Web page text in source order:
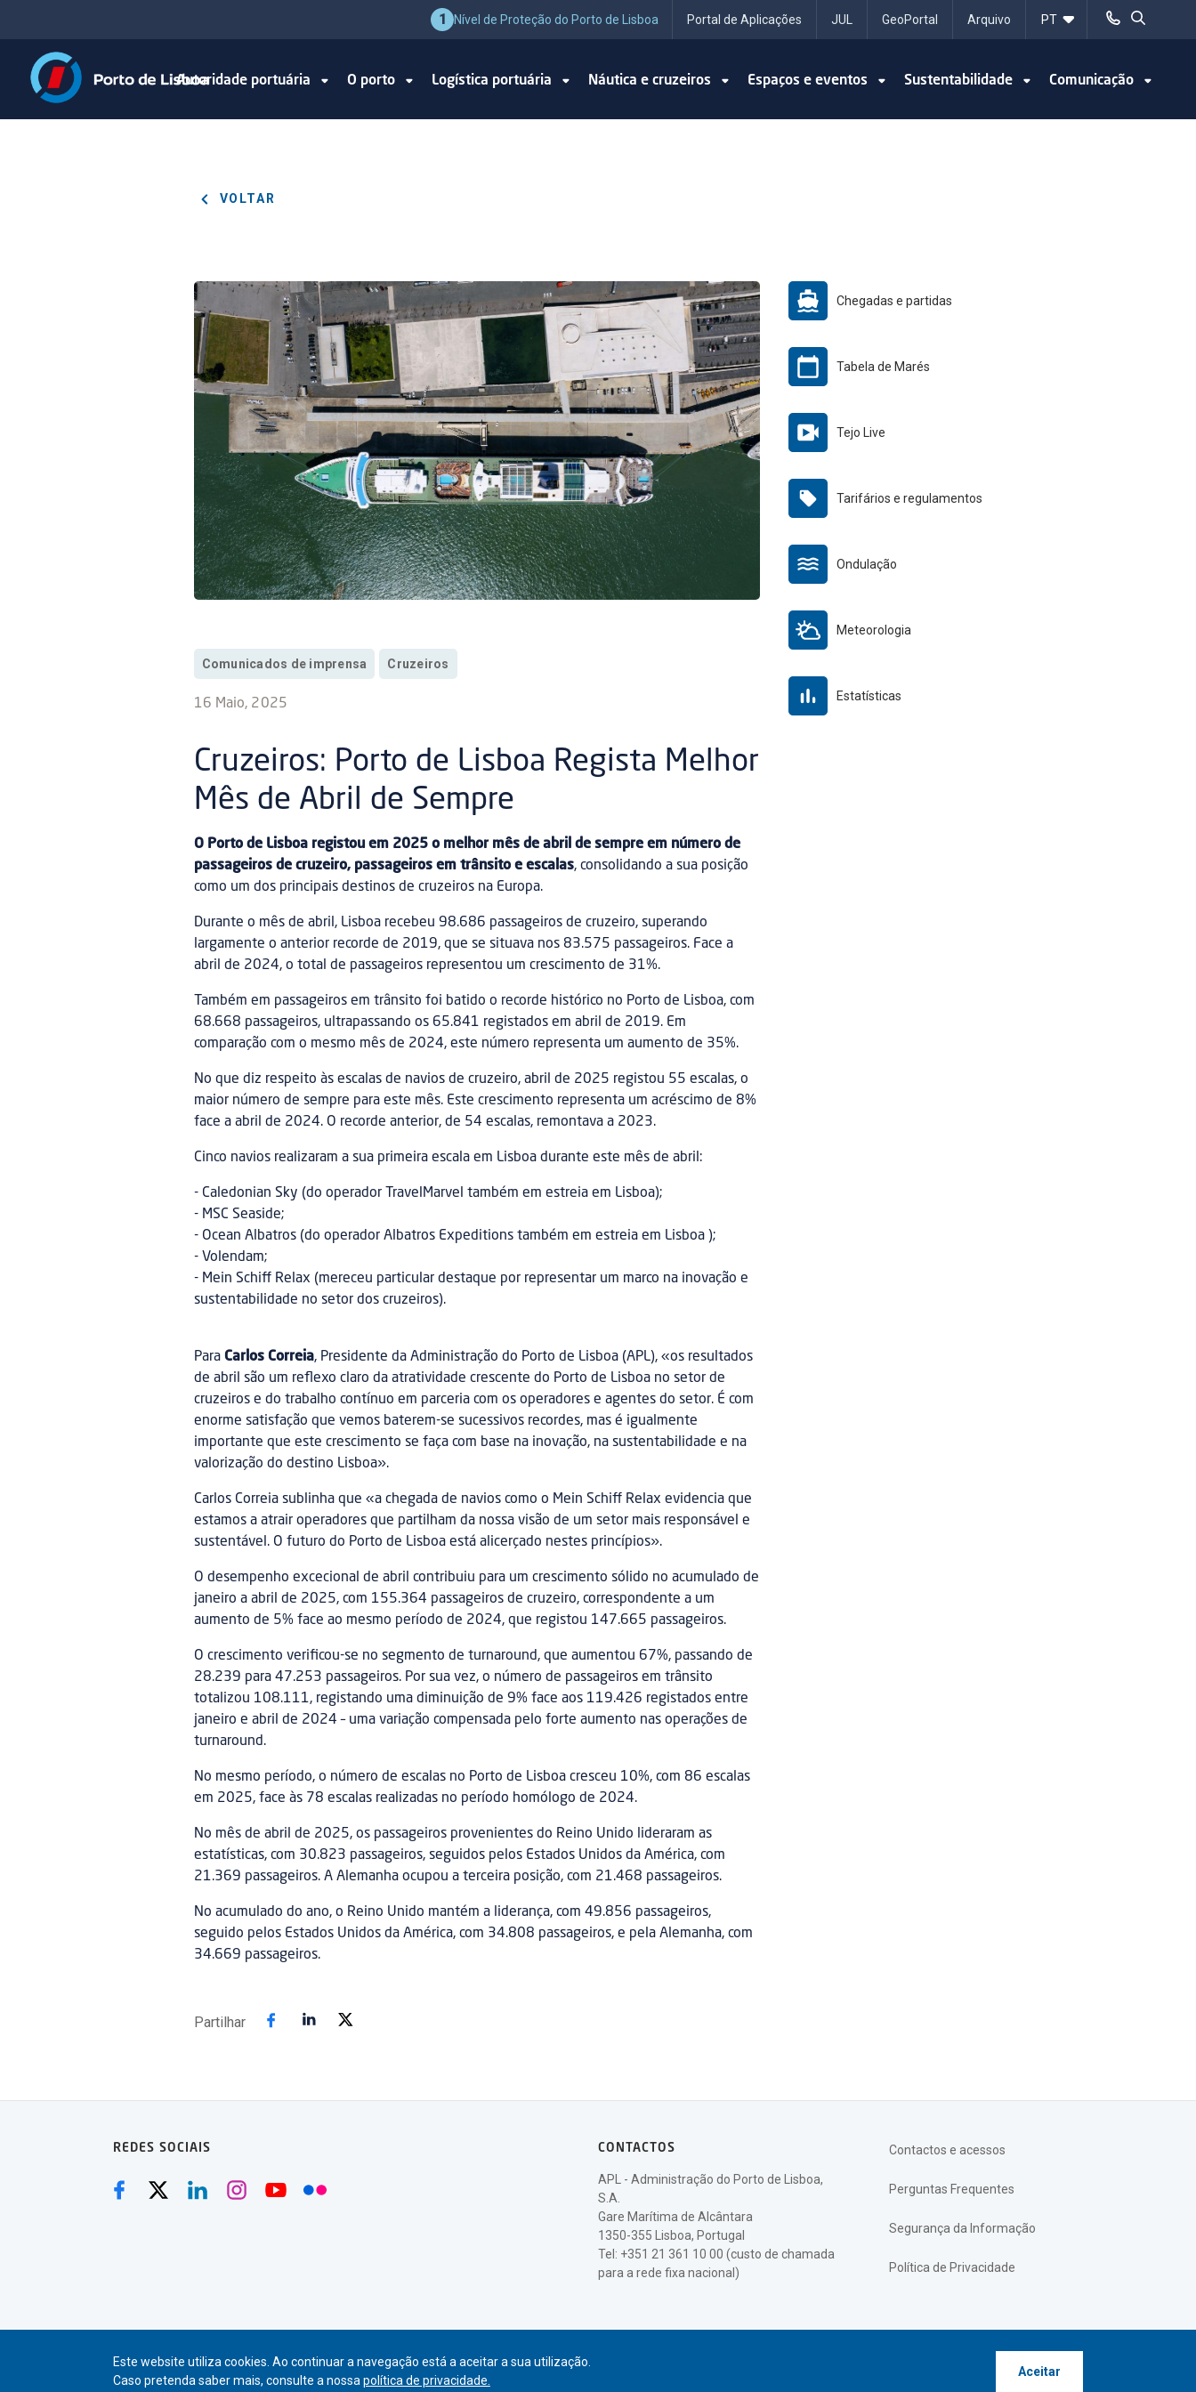
1 Nível de Proteção do Porto de Lisboa Portal de Aplicações JUL GeoPortal Arquivo
Autoridade portuária O porto Logística portuária Náutica e cruzeiros Espaços e eventos Sustentabilidade Comunicação
Este website utiliza cookies. Ao continuar a navegação está a aceitar a sua utilização.
Caso pretenda saber mais, consulte a nossa política de privacidade.
Aceitar
VOLTAR
Comunicados de imprensa Cruzeiros
16 Maio, 2025
Cruzeiros: Porto de Lisboa Regista Melhor
Mês de Abril de Sempre
O Porto de Lisboa registou em 2025 o melhor mês de abril de sempre em número de
passageiros de cruzeiro, passageiros em trânsito e escalas, consolidando a sua posição
como um dos principais destinos de cruzeiros na Europa.
Durante o mês de abril, Lisboa recebeu 98.686 passageiros de cruzeiro, superando
largamente o anterior recorde de 2019, que se situava nos 83.575 passageiros. Face a
abril de 2024, o total de passageiros representou um crescimento de 31%.
Também em passageiros em trânsito foi batido o recorde histórico no Porto de Lisboa, com
68.668 passageiros, ultrapassando os 65.841 registados em abril de 2019. Em
comparação com o mesmo mês de 2024, este número representa um aumento de 35%.
No que diz respeito às escalas de navios de cruzeiro, abril de 2025 registou 55 escalas, o
maior número de sempre para este mês. Este crescimento representa um acréscimo de 8%
face a abril de 2024. O recorde anterior, de 54 escalas, remontava a 2023.
Cinco navios realizaram a sua primeira escala em Lisboa durante este mês de abril:
- Caledonian Sky (do operador TravelMarvel também em estreia em Lisboa);
- MSC Seaside;
- Ocean Albatros (do operador Albatros Expeditions também em estreia em Lisboa );
- Volendam;
- Mein Schiff Relax (mereceu particular destaque por representar um marco na inovação e
sustentabilidade no setor dos cruzeiros).
Para Carlos Correia, Presidente da Administração do Porto de Lisboa (APL), «os resultados
de abril são um reflexo claro da atratividade crescente do Porto de Lisboa no setor de
cruzeiros e do trabalho contínuo em parceria com os operadores e agentes do setor. É com
enorme satisfação que vemos baterem-se sucessivos recordes, mas é igualmente
importante que este crescimento se faça com base na inovação, na sustentabilidade e na
valorização do destino Lisboa».
Carlos Correia sublinha que «a chegada de navios como o Mein Schiff Relax evidencia que
estamos a atrair operadores que partilham da nossa visão de um setor mais responsável e
sustentável. O futuro do Porto de Lisboa está alicerçado nestes princípios».
O desempenho excecional de abril contribuiu para um crescimento sólido no acumulado de
janeiro a abril de 2025, com 155.364 passageiros de cruzeiro, correspondente a um
aumento de 5% face ao mesmo período de 2024, que registou 147.665 passageiros.
O crescimento verificou-se no segmento de turnaround, que aumentou 67%, passando de
28.239 para 47.253 passageiros. Por sua vez, o número de passageiros em trânsito
totalizou 108.111, registando uma diminuição de 9% face aos 119.426 registados entre
janeiro e abril de 2024 – uma variação compensada pelo forte aumento nas operações de
turnaround.
No mesmo período, o número de escalas no Porto de Lisboa cresceu 10%, com 86 escalas
em 2025, face às 78 escalas realizadas no período homólogo de 2024.
No mês de abril de 2025, os passageiros provenientes do Reino Unido lideraram as
estatísticas, com 30.823 passageiros, seguidos pelos Estados Unidos da América, com
21.369 passageiros. A Alemanha ocupou a terceira posição, com 21.468 passageiros.
No acumulado do ano, o Reino Unido mantém a liderança, com 49.856 passageiros,
seguido pelos Estados Unidos da América, com 34.808 passageiros, e pela Alemanha, com
34.669 passageiros.
Partilhar
Chegadas e partidas
Tabela de Marés
Tejo Live
Tarifários e regulamentos
Ondulação
Meteorologia
Estatísticas
REDES SOCIAIS CONTACTOS
APL - Administração do Porto de Lisboa,
S.A.
Gare Marítima de Alcântara
1350-355 Lisboa, Portugal
Tel: +351 21 361 10 00 (custo de chamada
para a rede fixa nacional)
Contactos e acessos
Perguntas Frequentes
Segurança da Informação
Política de Privacidade